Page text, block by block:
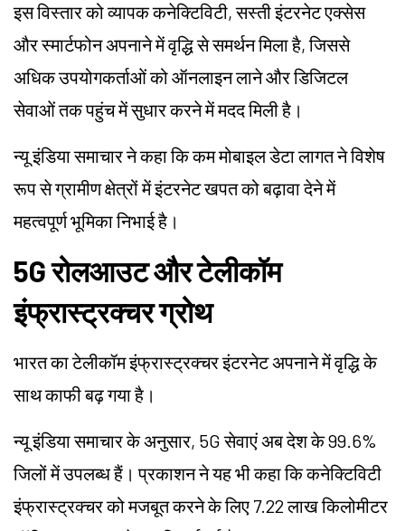
इस विस्तार को व्यापक कनेक्टिविटी, सस्ती इंटरनेट एक्सेस
और स्मार्टफोन अपनाने में वृद्धि से समर्थन मिला है, जिससे
अधिक उपयोगकर्ताओं को ऑनलाइन लाने और डिजिटल
सेवाओं तक पहुंच में सुधार करने में मदद मिली है।
न्यू इंडिया समाचार ने कहा कि कम मोबाइल डेटा लागत ने विशेष
रूप से ग्रामीण क्षेत्रों में इंटरनेट खपत को बढ़ावा देने में
महत्वपूर्ण भूमिका निभाई है।
5G रोलआउट और टेलीकॉम
इंफ्रास्ट्रक्चर ग्रोथ
भारत का टेलीकॉम इंफ्रास्ट्रक्चर इंटरनेट अपनाने में वृद्धि के
साथ काफी बढ़ गया है।
न्यू इंडिया समाचार के अनुसार, 5G सेवाएं अब देश के 99.6%
जिलों में उपलब्ध हैं। प्रकाशन ने यह भी कहा कि कनेक्टिविटी
इंफ्रास्ट्रक्चर को मजबूत करने के लिए 7.22 लाख किलोमीटर